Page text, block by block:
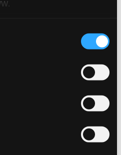
cookies. Więcej:
Polityka